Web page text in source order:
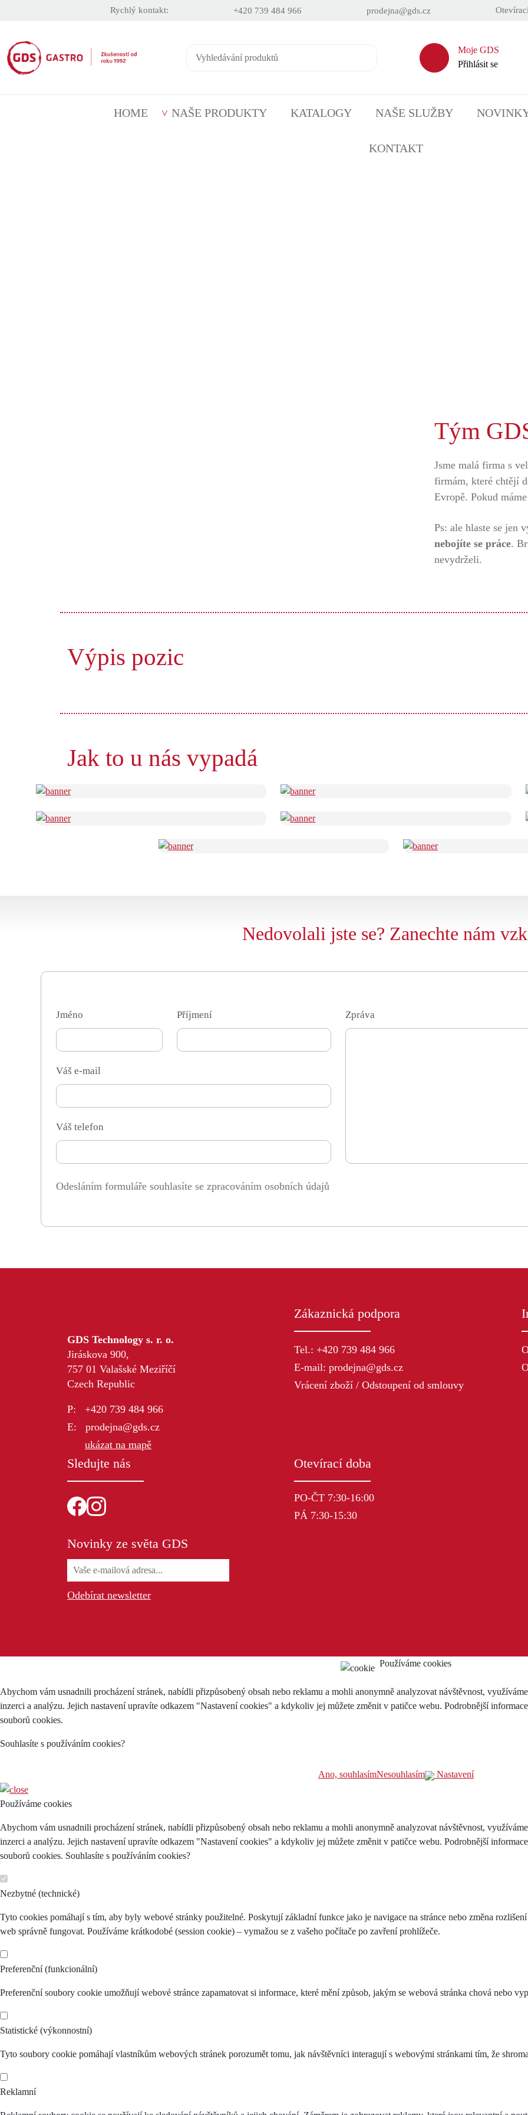
Rychlý kontakt: +420 739 484 966 prodejna@gds.cz
Moje GDS
Přihlásit se
HOME NAŠE PRODUKTY KATALOGY NAŠE SLUŽBY
KONTAKT
Tým
Jsme malá firma s
firmám, které chtějí
Evropě. Pokud
Ps: ale hlaste se jen
nebojíte se práce.
nevydrželi.
Výpis pozic
Jak to u nás vypadá
Nedovolali jste se? Zanechte nám
Jméno Příjmení
Váš e-mail
Váš telefon
Zpráva
Odesláním formuláře souhlasíte se zpracováním osobních údajů
GDS Technology s. r. o.
Jiráskova 900,
757 01 Valašské Meziříčí
Czech Republic
+420 739 484 966
prodejna@gds.cz
ukázat na mapě
Zákaznická podpora
Tel.: +420 739 484 966
E-mail: prodejna@gds.cz
Vrácení zboží / Odstoupení od smlouvy
Sledujte nás
Novinky ze světa GDS
Odebírat newsletter
Otevírací doba
PO-ČT 7:30-16:00
PÁ 7:30-15:30
Používáme cookies
Abychom vám usnadnili procházení stránek, nabídli přizpůsobený obsah nebo reklamu a mohli anonymně analyzovat návštěvnost,
inzerci a analýzu. Jejich nastavení upravíte odkazem "Nastavení cookies" a kdykoliv jej můžete změnit v patičce webu. Podrobnější
souborů cookies.
Souhlasíte s používáním cookies?
Ano, souhlasímNesouhlasím Nastavení
Používáme cookies
Abychom vám usnadnili procházení stránek, nabídli přizpůsobený obsah nebo reklamu a mohli anonymně analyzovat návštěvnost,
inzerci a analýzu. Jejich nastavení upravíte odkazem "Nastavení cookies" a kdykoliv jej můžete změnit v patičce webu. Podrobnější
souborů cookies. Souhlasíte s používáním cookies?
Nezbytné (technické)
Tyto cookies pomáhají s tím, aby byly webové stránky použitelné. Poskytují základní funkce jako je navigace na stránce nebo změna
web správně fungovat. Používáme krátkodobé (session cookie) – vymažou se z vašeho počítače po zavření prohlížeče.
Preferenční (funkcionální)
Preferenční soubory cookie umožňují webové stránce zapamatovat si informace, které mění způsob, jakým se webová stránka chová nebo
Statistické (výkonnostní)
Tyto soubory cookie pomáhají vlastníkům webových stránek porozumět tomu, jak návštěvníci interagují s webovými stránkami tím, že
Reklamní